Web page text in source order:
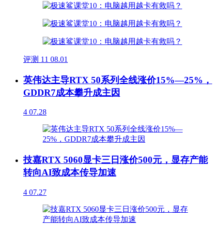
评测 11 08.01
英伟达主导RTX 50系列全线涨价15%—25%，
GDDR7成本攀升成主因
4 07.28
技嘉RTX 5060显卡三日涨价500元，显存产能
转向AI致成本传导加速
4 07.27